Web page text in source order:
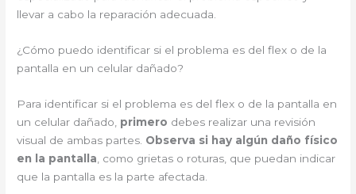
llevar a cabo la reparación adecuada.
¿Cómo puedo identificar si el problema es del flex o de la
pantalla en un celular dañado?
Para identificar si el problema es del flex o de la pantalla en
un celular dañado, primero debes realizar una revisión
visual de ambas partes. Observa si hay algún daño físico
en la pantalla , como grietas o roturas, que puedan indicar
que la pantalla es la parte afectada.